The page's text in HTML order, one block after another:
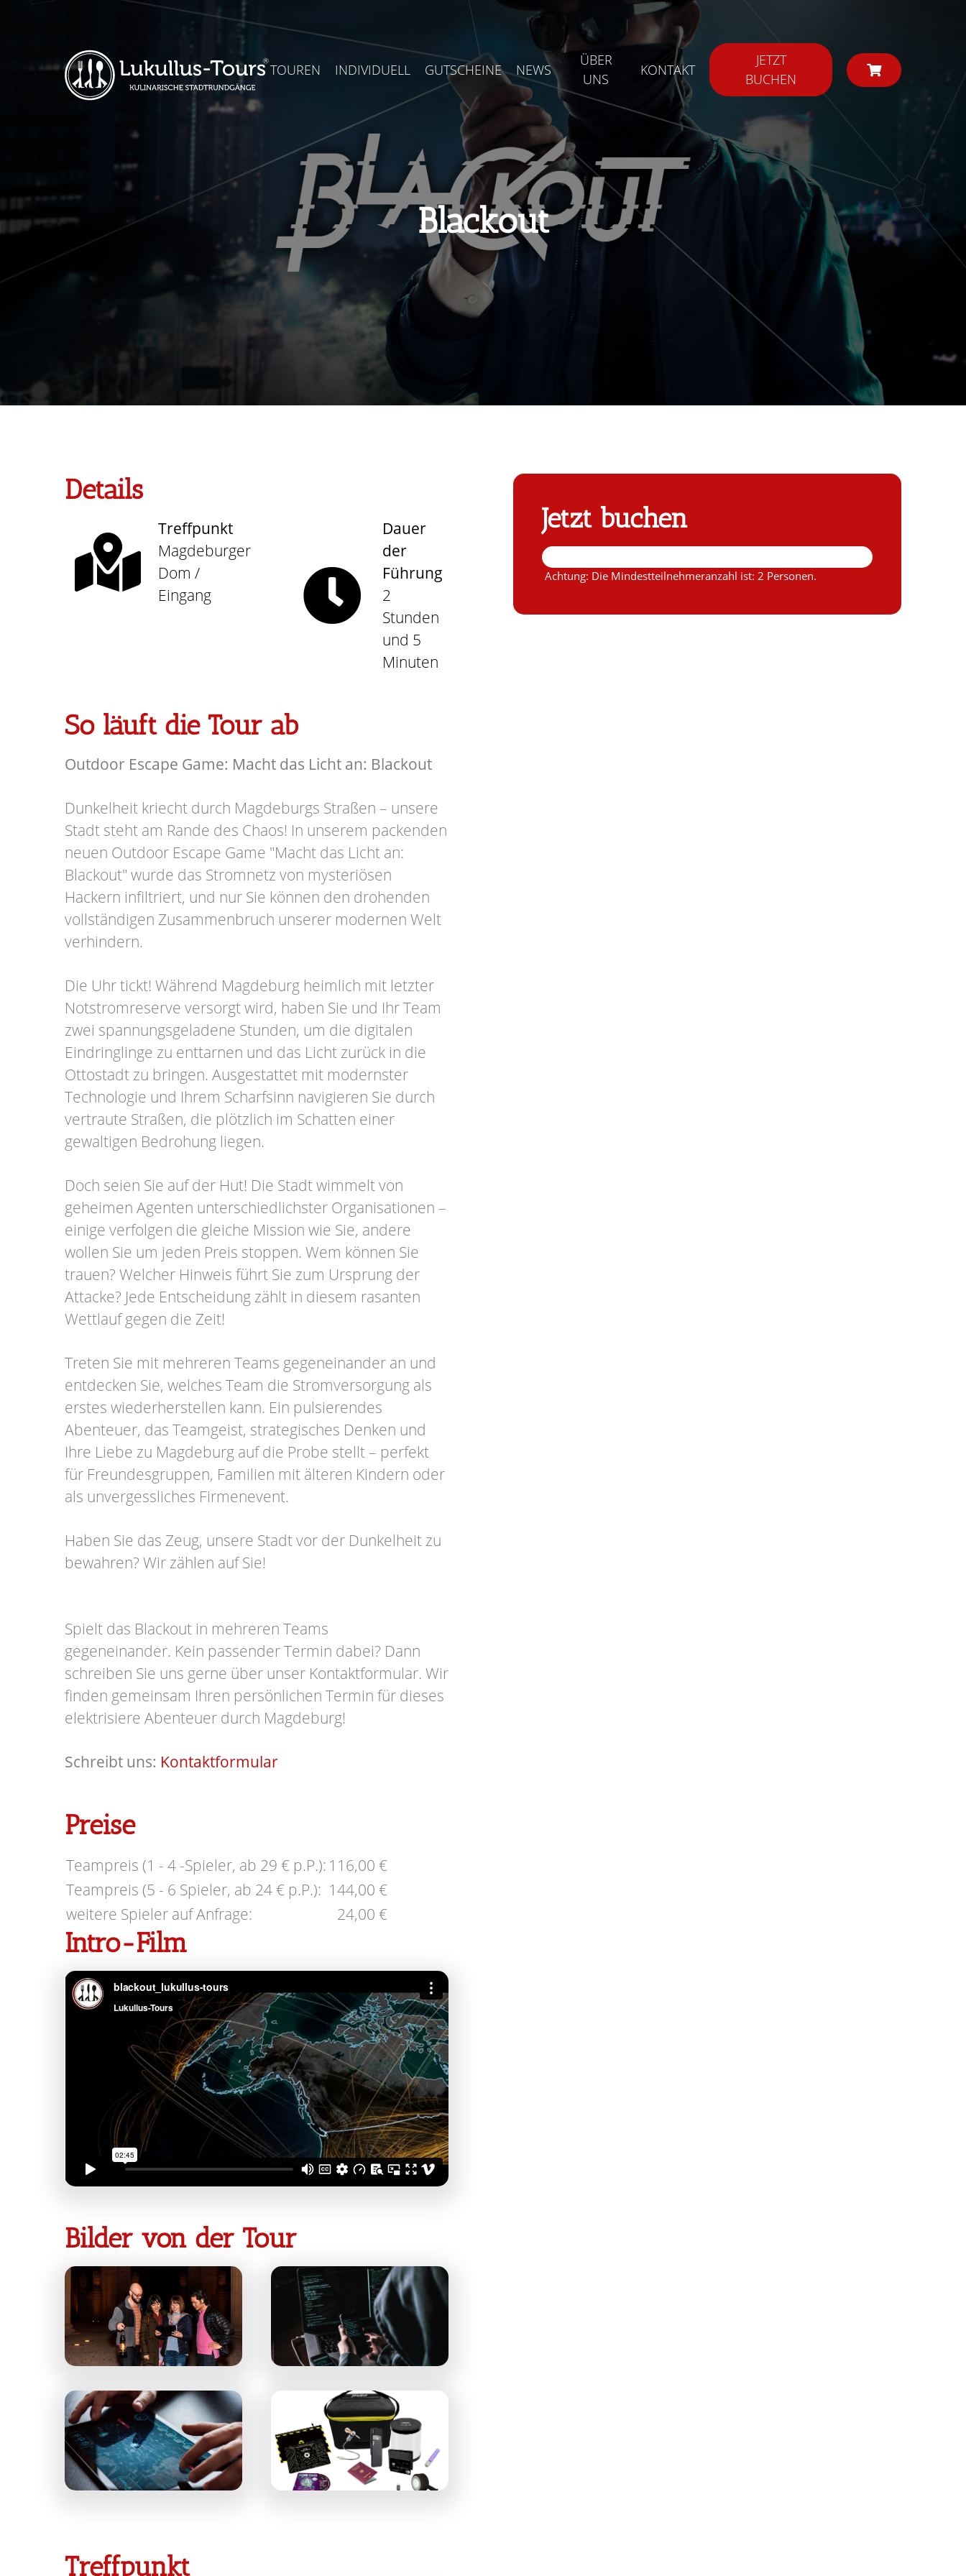
TOUREN INDIVIDUELL GUTSCHEINE NEWS
ÜBER
UNS
KONTAKT
JETZT
BUCHEN
Blackout
Details
Treffpunkt
Magdeburger
Dom /
Eingang
Dauer
der
Führung
2
Stunden
und 5
Minuten
So läuft die Tour ab
Outdoor Escape Game: Macht das Licht an: Blackout
Dunkelheit kriecht durch Magdeburgs Straßen – unsere
Stadt steht am Rande des Chaos! In unserem packenden
neuen Outdoor Escape Game "Macht das Licht an:
Blackout" wurde das Stromnetz von mysteriösen
Hackern infiltriert, und nur Sie können den drohenden
vollständigen Zusammenbruch unserer modernen Welt
verhindern.
Die Uhr tickt! Während Magdeburg heimlich mit letzter
Notstromreserve versorgt wird, haben Sie und Ihr Team
zwei spannungsgeladene Stunden, um die digitalen
Eindringlinge zu enttarnen und das Licht zurück in die
Ottostadt zu bringen. Ausgestattet mit modernster
Technologie und Ihrem Scharfsinn navigieren Sie durch
vertraute Straßen, die plötzlich im Schatten einer
gewaltigen Bedrohung liegen.
Doch seien Sie auf der Hut! Die Stadt wimmelt von
geheimen Agenten unterschiedlichster Organisationen –
einige verfolgen die gleiche Mission wie Sie, andere
wollen Sie um jeden Preis stoppen. Wem können Sie
trauen? Welcher Hinweis führt Sie zum Ursprung der
Attacke? Jede Entscheidung zählt in diesem rasanten
Wettlauf gegen die Zeit!
Treten Sie mit mehreren Teams gegeneinander an und
entdecken Sie, welches Team die Stromversorgung als
erstes wiederherstellen kann. Ein pulsierendes
Abenteuer, das Teamgeist, strategisches Denken und
Ihre Liebe zu Magdeburg auf die Probe stellt – perfekt
für Freundesgruppen, Familien mit älteren Kindern oder
als unvergessliches Firmenevent.
Haben Sie das Zeug, unsere Stadt vor der Dunkelheit zu
bewahren? Wir zählen auf Sie!
Spielt das Blackout in mehreren Teams
gegeneinander. Kein passender Termin dabei? Dann
schreiben Sie uns gerne über unser Kontaktformular. Wir
finden gemeinsam Ihren persönlichen Termin für dieses
elektrisiere Abenteuer durch Magdeburg!
Schreibt uns: Kontaktformular
Preise
Teampreis (1 - 4 -Spieler, ab 29 € p.P.): 116,00 €
Teampreis (5 - 6 Spieler, ab 24 € p.P.): 144,00 €
weitere Spieler auf Anfrage:
24,00 €
Intro-Film
Bilder von der Tour
Treffpunkt
Jetzt buchen
Achtung: Die Mindestteilnehmeranzahl ist: 2 Personen.